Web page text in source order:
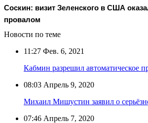
Соскин: визит Зеленского в США
провалом
Новости по теме
11:27 Фев. 6, 2021
Кабмин разрешил автоматическое
08:03 Апрель 9, 2020
Михаил Мишустин заявил о
07:46 Апрель 7, 2020